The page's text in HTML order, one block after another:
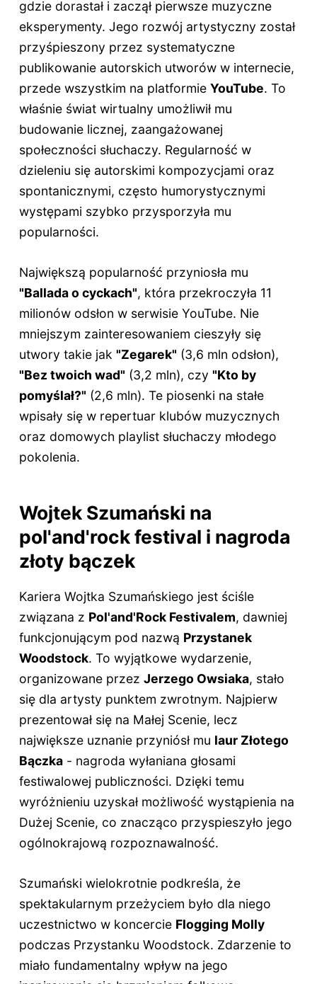
gdzie dorastał i zaczął pierwsze muzyczne
eksperymenty. Jego rozwój artystyczny został
przyśpieszony przez systematyczne
publikowanie autorskich utworów w internecie,
przede wszystkim na platformie YouTube. To
właśnie świat wirtualny umożliwił mu
budowanie licznej, zaangażowanej
społeczności słuchaczy. Regularność w
dzieleniu się autorskimi kompozycjami oraz
spontanicznymi, często humorystycznymi
występami szybko przysporzyła mu
popularności.
Największą popularność przyniosła mu
"Ballada o cyckach", która przekroczyła 11
milionów odsłon w serwisie YouTube. Nie
mniejszym zainteresowaniem cieszyły się
utwory takie jak "Zegarek" (3,6 mln odsłon),
"Bez twoich wad" (3,2 mln), czy "Kto by
pomyślał?" (2,6 mln). Te piosenki na stałe
wpisały się w repertuar klubów muzycznych
oraz domowych playlist słuchaczy młodego
pokolenia.
Wojtek Szumański na
pol'and'rock festival i nagroda
złoty bączek
Kariera Wojtka Szumańskiego jest ściśle
związana z Pol'and'Rock Festivalem, dawniej
funkcjonującym pod nazwą Przystanek
Woodstock. To wyjątkowe wydarzenie,
organizowane przez Jerzego Owsiaka, stało
się dla artysty punktem zwrotnym. Najpierw
prezentował się na Małej Scenie, lecz
największe uznanie przyniósł mu laur Złotego
Bączka- nagroda wyłaniana głosami
festiwalowej publiczności. Dzięki temu
wyróżnieniu uzyskał możliwość wystąpienia na
Dużej Scenie, co znacząco przyspieszyło jego
ogólnokrajową rozpoznawalność.
Szumański wielokrotnie podkreśla, że
spektakularnym przeżyciem było dla niego
uczestnictwo w koncercie Flogging Molly
podczas Przystanku Woodstock. Zdarzenie to
miało fundamentalny wpływ na jego